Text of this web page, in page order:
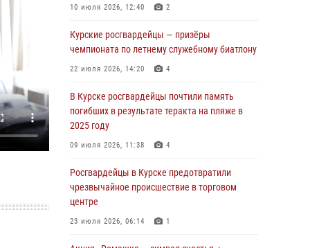
05 августа 2026, 12:45
Росгвардейцы в Курске проверили работу
ЧОП в детских оздоровительных лагерях
05 августа 2026, 09:51
При содействии спецназа Росгвардии в
Курске пресечена попытка сбыта крупной
партии наркотиков
04 августа 2026, 12:52
За прошедшую неделю росгвардейцы
Курской области проверили 85 владельцев
оружия
04 августа 2026, 07:00
10 июля 2026, 12:40 2
Курские росгвардейцы — призёры
чемпионата по летнему служебному биатлону
22 июля 2026, 14:20 4
В Курске росгвардейцы почтили память
погибших в результате теракта на пляже в
2025 году
09 июля 2026, 11:38 4
Росгвардейцы в Курске предотвратили
чрезвычайное происшествие в торговом
центре
23 июля 2026, 06:14 1